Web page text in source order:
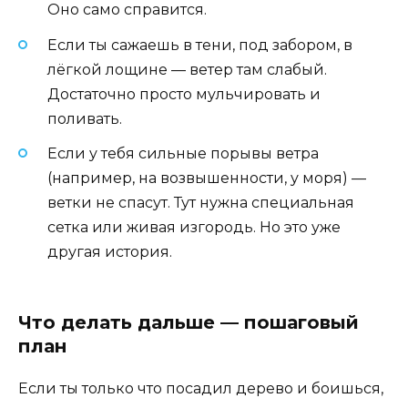
Оно само справится.
Если ты сажаешь в тени, под забором, в
лёгкой лощине — ветер там слабый.
Достаточно просто мульчировать и
поливать.
Если у тебя сильные порывы ветра
(например, на возвышенности, у моря) —
ветки не спасут. Тут нужна специальная
сетка или живая изгородь. Но это уже
другая история.
Что делать дальше — пошаговый
план
Если ты только что посадил дерево и боишься,